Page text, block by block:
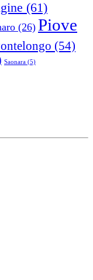
(61)
(26) Piove
(54)
Saonara (5)